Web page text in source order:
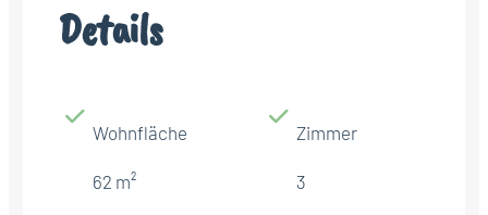
Details
Wohnfläche
62 m²
Zimmer
3